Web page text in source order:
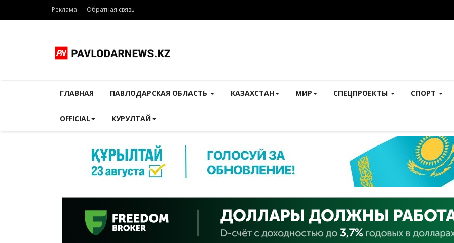
Реклама Обратная связь
ГЛАВНАЯ ПАВЛОДАРСКАЯ ОБЛАСТЬ КАЗАХСТАН МИР СПЕЦПРОЕКТЫ СПОРТ
OFFICIAL КУРУЛТАЙ